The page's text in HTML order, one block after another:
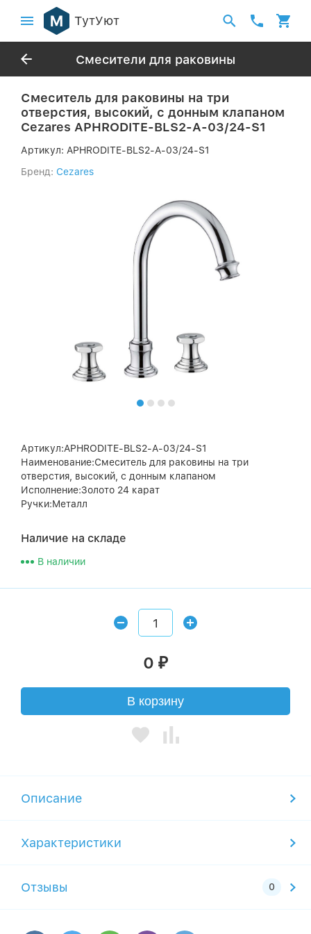
ТутУют
Смесители для раковины
Смеситель для раковины на три
отверстия, высокий, с донным клапаном
Cezares APHRODITE-BLS2-A-03/24-S1
Артикул: APHRODITE-BLS2-A-03/24-S1
Бренд: Cezares
Артикул:APHRODITE-BLS2-A-03/24-S1
Наименование:Смеситель для раковины на три
отверстия, высокий, с донным клапаном
Исполнение:Золото 24 карат
Ручки:Металл
Наличие на складе
В наличии
0 ₽
В корзину
Описание
Характеристики
Отзывы